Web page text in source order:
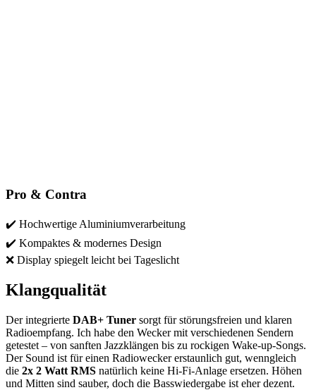
Pro & Contra
✔️ Hochwertige Aluminiumverarbeitung
✔️ Kompaktes & modernes Design
❌ Display spiegelt leicht bei Tageslicht
Klangqualität
Der integrierte DAB+ Tuner sorgt für störungsfreien und klaren
Radioempfang. Ich habe den Wecker mit verschiedenen Sendern
getestet – von sanften Jazzklängen bis zu rockigen Wake-up-Songs.
Der Sound ist für einen Radiowecker erstaunlich gut, wenngleich
die 2x 2 Watt RMS natürlich keine Hi-Fi-Anlage ersetzen. Höhen
und Mitten sind sauber, doch die Basswiedergabe ist eher dezent.